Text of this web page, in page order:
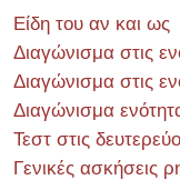
Είδη του αν και ως
Διαγώνισμα στις
Διαγώνισμα στις
Διαγώνισμα
Τεστ στις
Γενικές ασκήσεις